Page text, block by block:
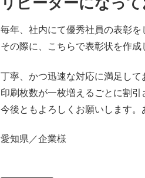
毎年、社内にて優秀社員の表彰を
その際に、こちらで表彰状を作成
丁寧、かつ迅速な対応に満足して
印刷枚数が一枚増えるごとに割引
今後ともよろしくお願いします。
愛知県／企業様